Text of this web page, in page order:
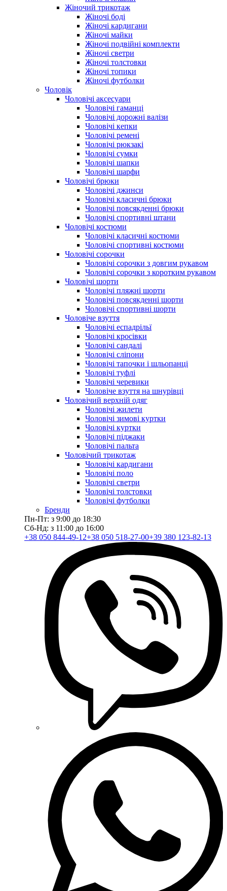
Жіночий трикотаж
Жіночі боді
Жіночі кардигани
Жіночі майки
Жіночі подвійні комплекти
Жіночі светри
Жіночі толстовки
Жіночі топики
Жіночі футболки
Чоловік
Чоловічі аксесуари
Чоловічі гаманці
Чоловічі дорожні валізи
Чоловічі кепки
Чоловічі ремені
Чоловічі рюкзакі
Чоловічі сумки
Чоловічі шапки
Чоловічі шарфи
Чоловічі брюки
Чоловічі джинси
Чоловічі класичні брюки
Чоловічі повсякденні брюки
Чоловічі спортивні штани
Чоловічі костюми
Чоловічі класичні костюми
Чоловічі спортивні костюми
Чоловічі сорочки
Чоловічі сорочки з довгим рукавом
Чоловічі сорочки з коротким рукавом
Чоловічі шорти
Чоловічі пляжні шорти
Чоловічі повсякденні шорти
Чоловічі спортивні шорти
Чоловіче взуття
Чоловічі еспадрільї
Чоловічі кросівки
Чоловічі сандалі
Чоловічі сліпони
Чоловічі тапочки і шльопанці
Чоловічі туфлі
Чоловічі черевики
Чоловіче взуття на шнурівці
Чоловічий верхній одяг
Чоловічі жилети
Чоловічі зимові куртки
Чоловічі куртки
Чоловічі піджаки
Чоловічі пальта
Чоловічий трикотаж
Чоловічі кардигани
Чоловічі поло
Чоловічі светри
Чоловічі толстовки
Чоловічі футболки
Бренди
Пн-Пт: з 9:00 до 18:30
Сб-Нд: з 11:00 до 16:00
+38 050 844-49-12+38 050 518-27-00+39 380 123-82-13